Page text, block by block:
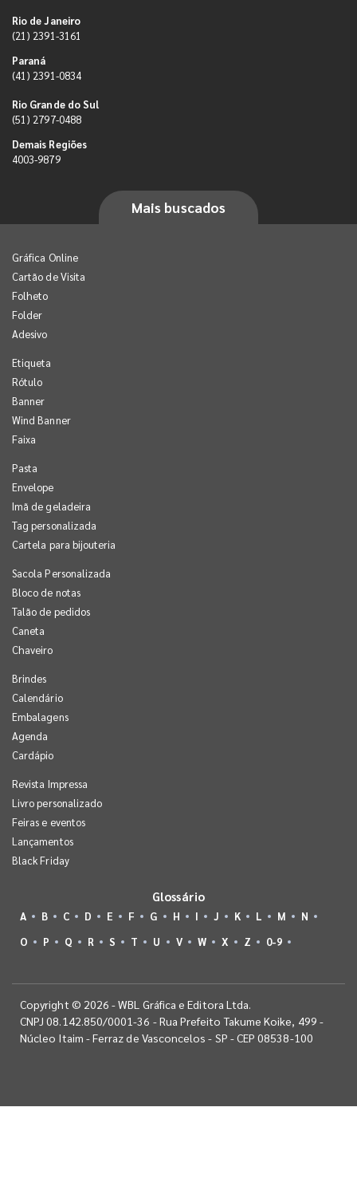
Rio de Janeiro
(21) 2391-3161
Paraná
(41) 2391-0834
Rio Grande do Sul
(51) 2797-0488
Demais Regiões
4003-9879
Mais buscados
Gráfica Online
Cartão de Visita
Folheto
Folder
Adesivo
Etiqueta
Rótulo
Banner
Wind Banner
Faixa
Pasta
Envelope
Imã de geladeira
Tag personalizada
Cartela para bijouteria
Sacola Personalizada
Bloco de notas
Talão de pedidos
Caneta
Chaveiro
Brindes
Calendário
Embalagens
Agenda
Cardápio
Revista Impressa
Livro personalizado
Feiras e eventos
Lançamentos
Black Friday
Glossário
A B C D E F G H I J K L M
N
O
P Q R S T U V W X Z 0-9
Copyright © 2026 - WBL Gráfica e Editora Ltda.
CNPJ 08.142.850/0001-36 - Rua Prefeito Takume Koike, 499 -
Núcleo Itaim - Ferraz de Vasconcelos - SP - CEP 08538-100